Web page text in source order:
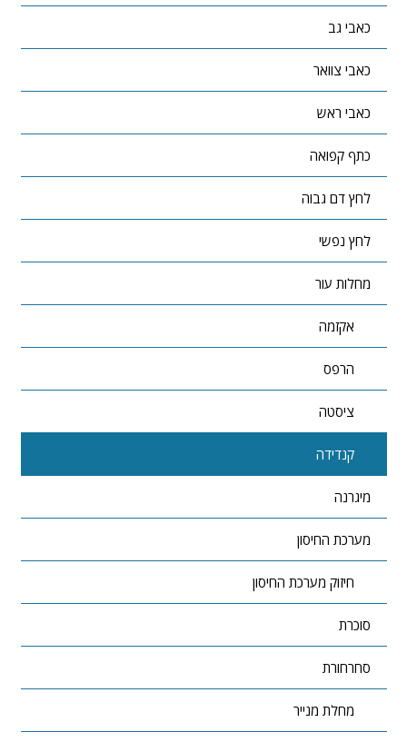
כאבי גב
כאבי צוואר
כאבי ראש
כתף קפואה
לחץ דם גבוה
לחץ נפשי
מחלות עור
אקזמה
הרפס
ציסטה
קנדידה
מיגרנה
מערכת החיסון
חיזוק מערכת החיסון
סוכרת
סחרחורת
מחלת מנייר